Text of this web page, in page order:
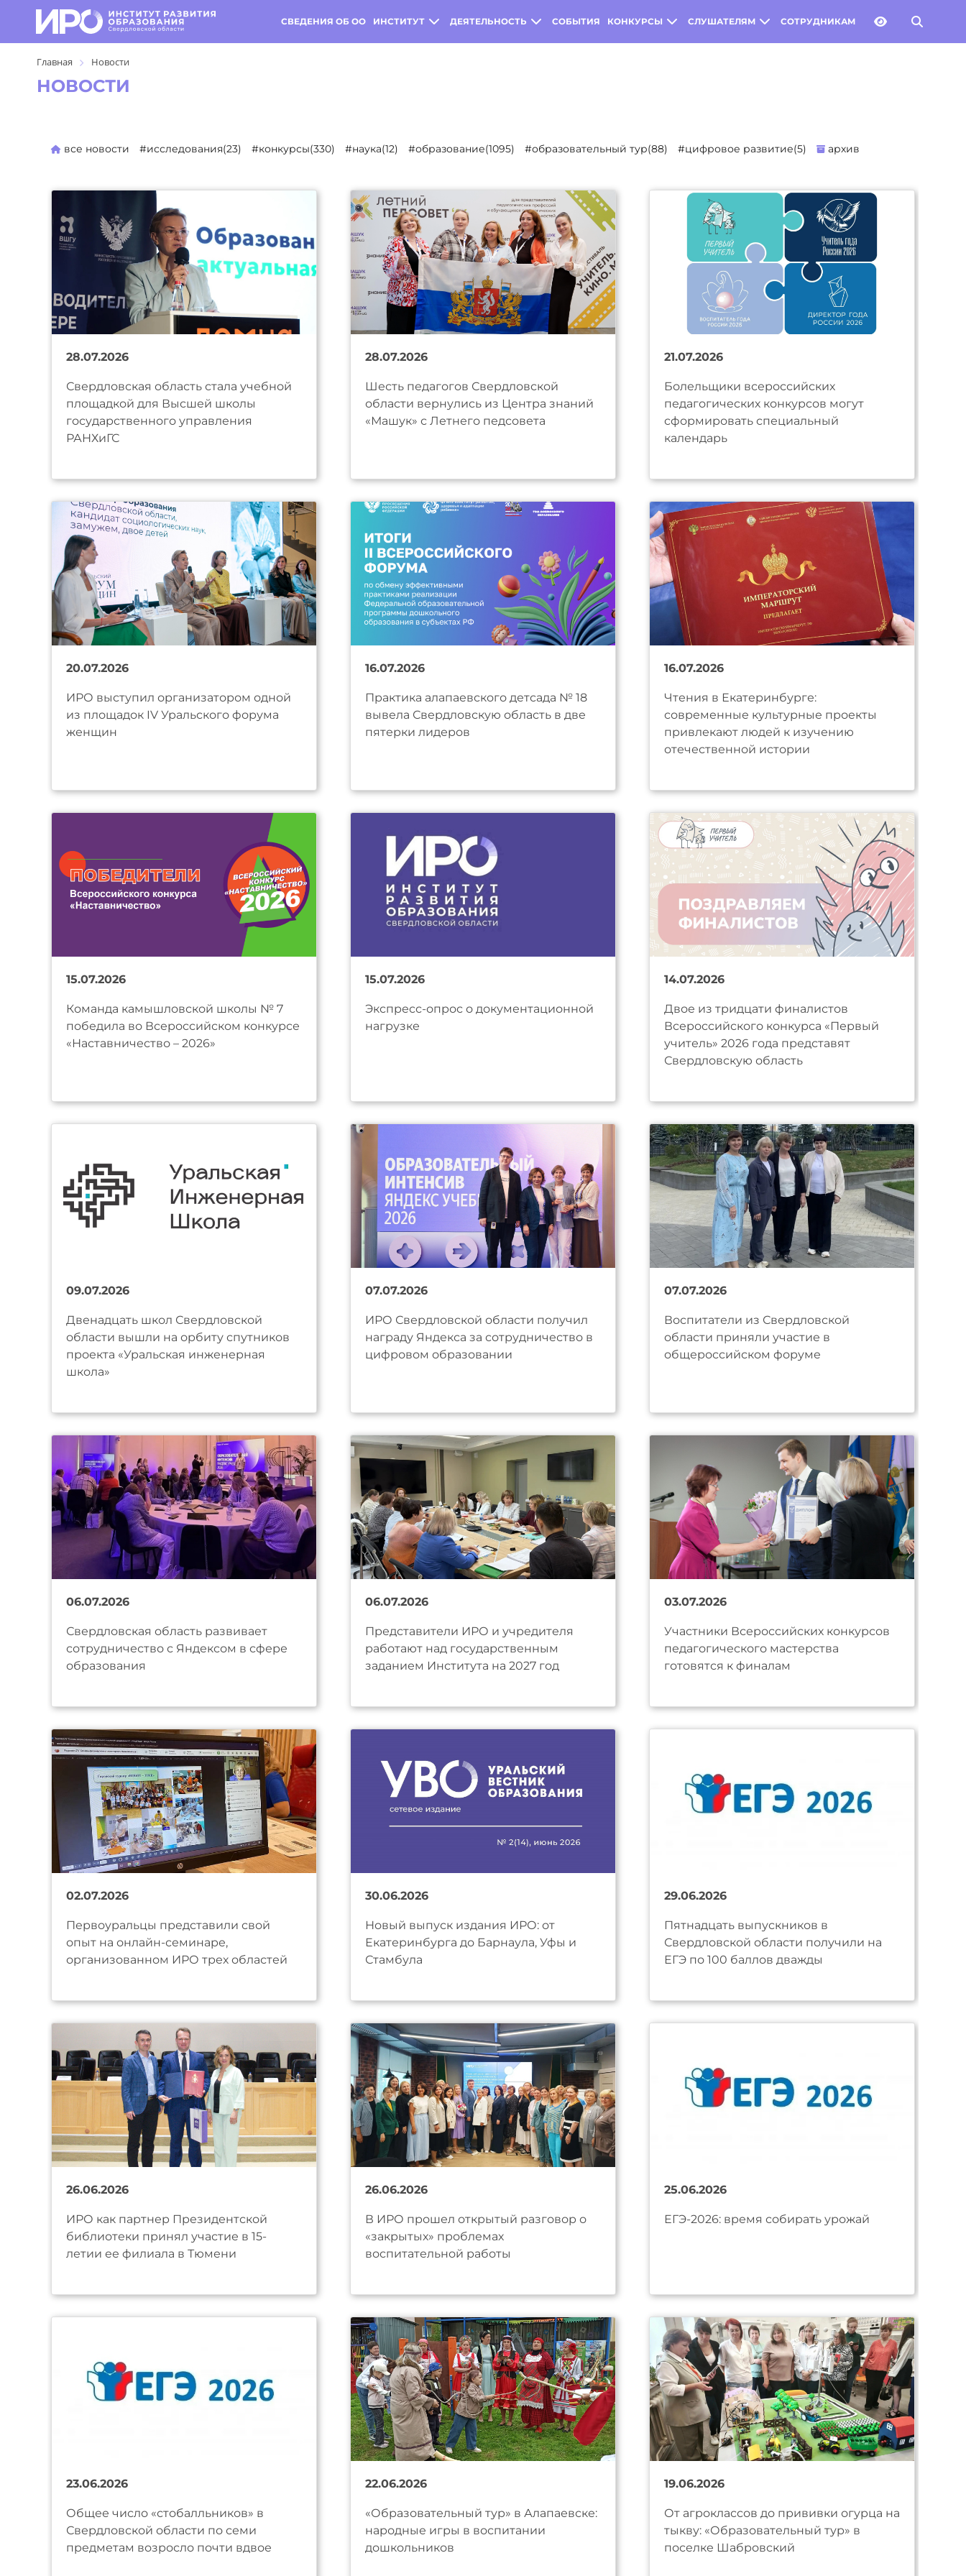
СВЕДЕНИЯ ОБ ОО ИНСТИТУТ ДЕЯТЕЛЬНОСТЬ СОБЫТИЯ КОНКУРСЫ СЛУШАТЕЛЯМ СОТРУДНИКАМ
Главная Новости
НОВОСТИ
все новости #исследования(23) #конкурсы(330) #наука(12) #образование(1095) #образовательный тур(88) #цифровое развитие(5) архив
28.07.2026
Свердловская область стала учебной
площадкой для Высшей школы
государственного управления
РАНХиГС
28.07.2026
Шесть педагогов Свердловской
области вернулись из Центра знаний
«Машук» с Летнего педсовета
21.07.2026
Болельщики всероссийских
педагогических конкурсов могут
сформировать специальный
календарь
20.07.2026
ИРО выступил организатором одной
из площадок IV Уральского форума
женщин
16.07.2026
Практика алапаевского детсада № 18
вывела Свердловскую область в две
пятерки лидеров
16.07.2026
Чтения в Екатеринбурге:
современные культурные проекты
привлекают людей к изучению
отечественной истории
15.07.2026
Команда камышловской школы № 7
победила во Всероссийском конкурсе
«Наставничество – 2026»
15.07.2026
Экспресс-опрос о документационной
нагрузке
14.07.2026
Двое из тридцати финалистов
Всероссийского конкурса «Первый
учитель» 2026 года представят
Свердловскую область
09.07.2026
Двенадцать школ Свердловской
области вышли на орбиту спутников
проекта «Уральская инженерная
школа»
07.07.2026
ИРО Свердловской области получил
награду Яндекса за сотрудничество в
цифровом образовании
07.07.2026
Воспитатели из Свердловской
области приняли участие в
общероссийском форуме
06.07.2026
Свердловская область развивает
сотрудничество с Яндексом в сфере
образования
06.07.2026
Представители ИРО и учредителя
работают над государственным
заданием Института на 2027 год
03.07.2026
Участники Всероссийских конкурсов
педагогического мастерства
готовятся к финалам
02.07.2026
Первоуральцы представили свой
опыт на онлайн-семинаре,
организованном ИРО трех областей
30.06.2026
Новый выпуск издания ИРО: от
Екатеринбурга до Барнаула, Уфы и
Стамбула
29.06.2026
Пятнадцать выпускников в
Свердловской области получили на
ЕГЭ по 100 баллов дважды
26.06.2026
ИРО как партнер Президентской
библиотеки принял участие в 15-
летии ее филиала в Тюмени
26.06.2026
В ИРО прошел открытый разговор о
«закрытых» проблемах
воспитательной работы
25.06.2026
ЕГЭ-2026: время собирать урожай
23.06.2026
Общее число «стобалльников» в
Свердловской области по семи
предметам возросло почти вдвое
22.06.2026
«Образовательный тур» в Алапаевске:
народные игры в воспитании
дошкольников
19.06.2026
От агроклассов до прививки огурца на
тыкву: «Образовательный тур» в
поселке Шабровский